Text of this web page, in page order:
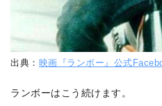
出典： 映画『ランボー』公式
ランボーはこう続けます。